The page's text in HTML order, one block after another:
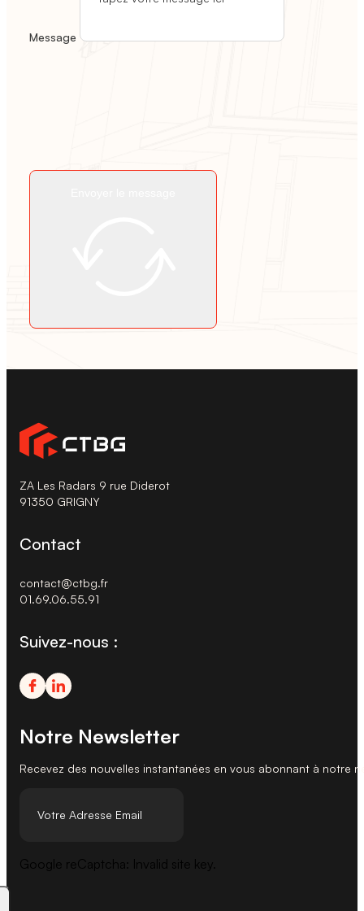
Message
ZA Les Radars 9 rue Diderot
91350 GRIGNY
Contact
contact@ctbg.fr
01.69.06.55.91
Suivez-nous :
Notre Newsletter
Recevez des nouvelles instantanées en vous abonnant à notre
Google reCaptcha: Invalid site key.